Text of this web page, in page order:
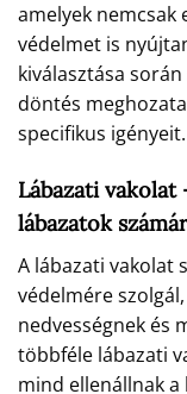
amelyek nemcsak
védelmet is
kiválasztása
döntés
specifikus igényeit.
Lábazati
lábazatok
A lábazati vakolat
védelmére
nedvességnek és
többféle lábazati
mind ellenállnak